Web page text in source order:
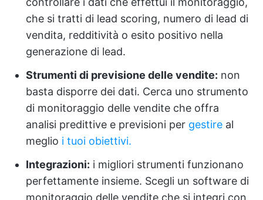
che si tratti di lead scoring, numero di lead di
vendita, redditività o esito positivo nella
generazione di lead.
Strumenti di previsione delle vendite: non
basta disporre dei dati. Cerca uno strumento
di monitoraggio delle vendite che offra
analisi predittive e previsioni per gestire al
meglio i tuoi obiettivi.
Integrazioni: i migliori strumenti funzionano
perfettamente insieme. Scegli un software di
monitoraggio delle vendite che si integri con